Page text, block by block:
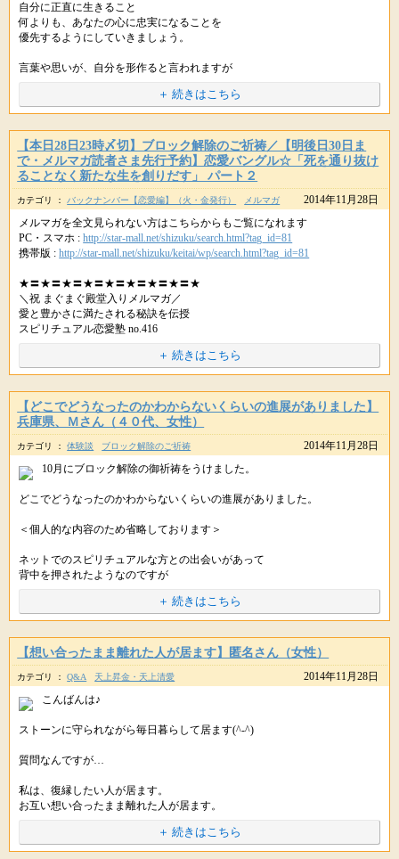
URLをコピペしてシェアもできます。
そして
今月も、紫音先生にはスムーズに願いを叶えるために
願いを書き出したり、祈ったり、
できることは色々やっているにも関わらず
やっぱり私は願いが叶わない体質なのかも・・(｡´・_・｀｡)ｼｮﾎﾞーﾝ
と悩んだり、それでも願いを諦めきれないといった方のために
紫音先生がご用意くださったのが、ブロック解除のご祈祷です。
最近、ブロックを解除することで願いが叶いやすくなる
ということに気づいた人が、徐々に増えてきているようで
日ごろから、事務局にもたくさんのお問い合わせをいただいております。
紫音先生のブロック解除は
本当に叶えたい願いがある方にこそ受けていただきたい
そういったこともあり、３０名様までの限定となっております。
新月の無料遠隔ヒーリングや、満月の満願成就ご祈祷など
・あと１歩のところで願いが成就しない
・なんだかいつも運に見放されている気がする
もしかすると、潜在意識（無意識）のなかで
願いを叶えたくない、叶うことが怖い、と感じているのかもしれません。
人は変化を怖れると言われています。
人は無意識のうちに、それを怖れたり、拒否してしまうのだとか。(||ﾟдﾟ)ｺﾞ
ラクラクと願いが叶うということになるのですが・・
自分に正直に生きること
何よりも、あなたの心に忠実になることを
優先するようにしていきましょう。
言葉や思いが、自分を形作ると言われますが
パワーを持っているからに他なりません。
もし、あなたの発する言葉が
本心ではなく、偽りの気持ちからであれば
そこから導き出される結果も、おのずと
あなたが望んだものとは違う形になっていくでしょう。
いつも、あなたの本心に光を当て
それを直視する勇気を持ちましょう。
本当は、勇気など必要ないのかもしれません。
あなたは気づいているのですから。
現実を受け止め
これが私です
あなたの揺るがない軸ができあがります。
あなたにしか持てません。
そして、あなたの本当の望みを知っているのも
あなた自身です。
今、逃げようとか
誰かが助けてくれないだろうか
と思案しているとすれば
誰でもなく、あなた自身が
責任を持つ、と決断していきましょう。
その決断こそが軸となり
揺るがないあなた自身が打ち立てられます。
自然と周りからのサポートを引き寄せ
結果的に、一番早く望む結果を手にすることができるでしょう。
ﾟ･*:.｡..｡.:*･ﾟﾟ･*:.｡..｡.:*･ﾟﾟ･*:.｡..｡.:*･ﾟﾟ･*:.｡..｡.:*･ﾟ
＋ 続きはこちら
【本日28日23時〆切】ブロック解除のご祈祷／【明後日30日ま
で・メルマガ読者さま先行予約】恋愛バングル☆「死を通り抜け
ることなく新たな生を創りだす」 パート２
カテゴリ ： バックナンバー【恋愛編】（火・金発行） メルマガ
2014年11月28日
メルマガを全文見られない方はこちらからもご覧になれます
PC・スマホ :http://star-mall.net/shizuku/search.html?tag_id=81
携帯版 :http://star-mall.net/shizuku/keitai/wp/search.html?tag_id=81
★〓★〓★〓★〓★〓★〓★〓★〓★
＼祝 まぐまぐ殿堂入りメルマガ／
愛と豊かさに満たされる秘訣を伝授
スピリチュアル恋愛塾 no.416
みなさん
星のしずく・女子部です♪
モテるためのノウハウはたくさん世の中にありますが
科学的な研究によると、男性は女性の容姿や性格だけでなく
本能によって自分好みの女性を決定しているといわれています。
女性の特徴とはどのようなものがあるのでしょうか？
■【本日28日(金)23時〆切】ブロック解除のご祈祷
▼ブロック解除のご祈祷
PC・スマホ : http://star-mall.net/shizuku/item/gokito/
携帯版 :http://star-mall.net/shizuku/keitai/gokito/
※メルマガ読者さま限定３０名
今月も、紫音先生にはスムーズに願いを叶えるために
さまざまなブロック解除のご祈祷をいただけます。＼(＾o＾)／
＋ 続きはこちら
【どこでどうなったのかわからないくらいの進展がありました】
兵庫県、Ｍさん（４０代、女性）
カテゴリ ：体験談 ブロック解除のご祈祷
2014年11月28日
10月にブロック解除の御祈祷をうけました。
どこでどうなったのかわからないくらいの進展がありました。
＜個人的な内容のため省略しております＞
ネットでのスピリチュアルな方との出会いがあって
背中を押されたようなのですが
まだ不安ですが、一段落着いたような感じがします。
ひとまず報告まで…
サポートありがとうございました。
これからもよろしくお願いいたします。
++++
++++
おはようございます。
星のしずくです。(*＾-＾*)
ご連絡ありがとうございます。
＋ 続きはこちら
【想い合ったまま離れた人が居ます】匿名さん（女性）
カテゴリ ：Q&A 天上昇金・天上清愛
2014年11月28日
こんばんは♪
ストーンに守られながら毎日暮らして居ます(^-^)
質問なんですが…
私は、復縁したい人が居ます。
お互い想い合ったまま離れた人が居ます。
何年経ってもお互いに好きで引きずってるので、やっぱり一緒に居たいで
＋ 続きはこちら